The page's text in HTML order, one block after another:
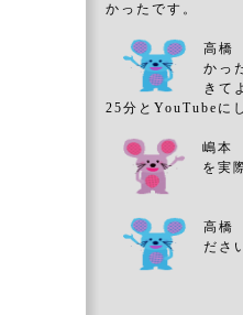
かったです。
高橋
かっ
きて
25分とYouTubeに
嶋本
を実
高橋
ださ